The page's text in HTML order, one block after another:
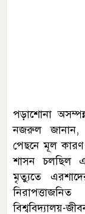
পড়াশোনা
নজরুল জানান,
পেছনে মূল
শাসন চলছিল
মৃত্যুতে
বিশ্ববিদ্যালয়-